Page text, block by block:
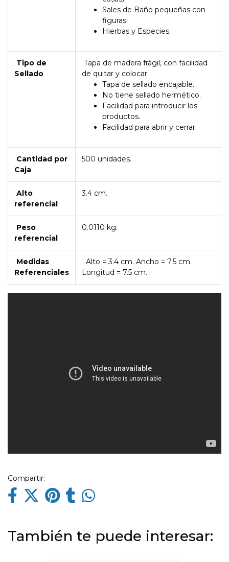
Sales de Baño pequeñas con
figuras
Hierbas y Especies.
Tipo de
Sellado
Tapa de madera frágil, con facilidad
de quitar y colocar:
Tapa de sellado encajable.
No tiene sellado hermético.
Facilidad para introducir los
productos.
Facilidad para abrir y cerrar.
Cantidad por
Caja
500 unidades.
Alto
referencial
3.4 cm.
Peso
referencial
0.0110 kg.
Medidas
Referenciales
Alto = 3.4 cm. Ancho = 7.5 cm.
Longitud = 7.5 cm.
Compartir:
También te puede interesar: